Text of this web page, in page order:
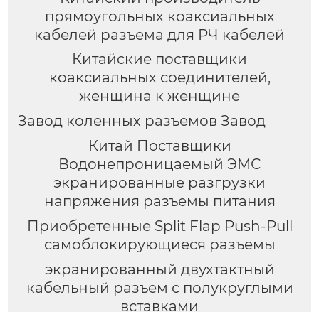
прямоугольных коаксиальных
кабелей разъема для РЧ кабелей
Китайские поставщики
коаксиальных соединителей,
женщина к женщине
Завод коленных разъемов Завод
Китай Поставщики
Водонепроницаемый ЭМС
экранированные разгрузки
напряжения разъемы питания
Приобретенные Split Flap Push-Pull
самоблокирующиеся разъемы
экранированный двухтактный
кабельный разъем с полукруглыми
вставками